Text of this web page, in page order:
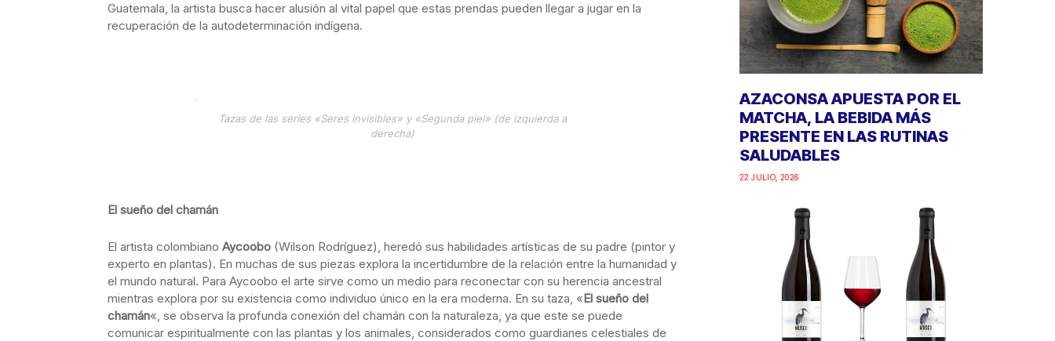
Guatemala, la artista busca hacer alusión al vital papel que estas prendas pueden llegar a jugar en la
recuperación de la autodeterminación indígena.
Tazas de las series «Seres invisibles» y «Segunda piel» (de izquierda a
derecha)
El sueño del chamán
El artista colombiano Aycoobo (Wilson Rodríguez), heredó sus habilidades artísticas de su padre (pintor y
experto en plantas). En muchas de sus piezas explora la incertidumbre de la relación entre la humanidad y
el mundo natural. Para Aycoobo el arte sirve como un medio para reconectar con su herencia ancestral
mientras explora por su existencia como individuo único en la era moderna. En su taza, «El sueño del
chamán«, se observa la profunda conexión del chamán con la naturaleza, ya que este se puede
comunicar espiritualmente con las plantas y los animales, considerados como guardianes celestiales de
AZACONSA APUESTA POR EL
MATCHA, LA BEBIDA MÁS
PRESENTE EN LAS RUTINAS
SALUDABLES
22 JULIO, 2026